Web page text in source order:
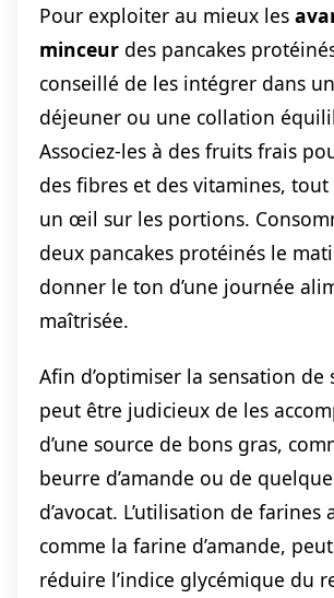
Pour exploiter au mieux les
minceur des pancakes
conseillé de les intégrer dans
déjeuner ou une collation
Associez-les à des fruits frais
des fibres et des vitamines,
un œil sur les portions.
deux pancakes protéinés le
donner le ton d’une journée
maîtrisée.
Afin d’optimiser la sensation de
peut être judicieux de les
d’une source de bons gras,
beurre d’amande ou de
d’avocat. L’utilisation de farines
comme la farine d’amande,
réduire l’indice glycémique du